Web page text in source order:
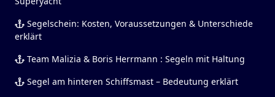
Segelschein: Kosten, Voraussetzungen & Unterschiede
erklärt
Team Malizia & Boris Herrmann : Segeln mit Haltung
Segel am hinteren Schiffsmast – Bedeutung erklärt